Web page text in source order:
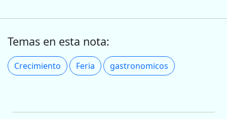
Temas en esta nota:
Crecimiento Feria gastronomicos